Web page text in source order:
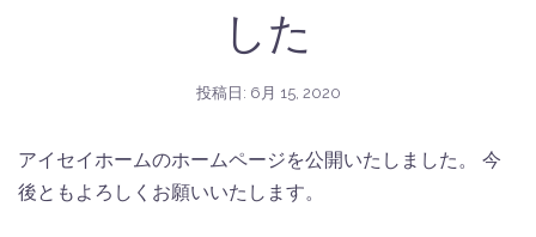
した
投稿日: 6月 15, 2020
アイセイホームのホームページを公開いたしました。 今
後ともよろしくお願いいたします。